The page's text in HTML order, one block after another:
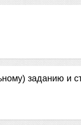
заданию и